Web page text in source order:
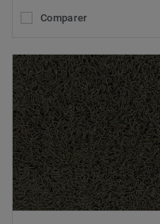
Comparer